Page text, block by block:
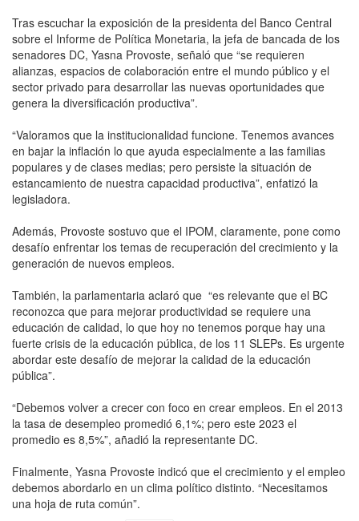
Tras escuchar la exposición de la presidenta del Banco Central
sobre el Informe de Política Monetaria, la jefa de bancada de los
senadores DC, Yasna Provoste, señaló que “se requieren
alianzas, espacios de colaboración entre el mundo público y el
sector privado para desarrollar las nuevas oportunidades que
genera la diversificación productiva”.
“Valoramos que la institucionalidad funcione. Tenemos avances
en bajar la inflación lo que ayuda especialmente a las familias
populares y de clases medias; pero persiste la situación de
estancamiento de nuestra capacidad productiva”, enfatizó la
legisladora.
Además, Provoste sostuvo que el IPOM, claramente, pone como
desafío enfrentar los temas de recuperación del crecimiento y la
generación de nuevos empleos.
También, la parlamentaria aclaró que “es relevante que el BC
reconozca que para mejorar productividad se requiere una
educación de calidad, lo que hoy no tenemos porque hay una
fuerte crisis de la educación pública, de los 11 SLEPs. Es urgente
abordar este desafío de mejorar la calidad de la educación
pública”.
“Debemos volver a crecer con foco en crear empleos. En el 2013
la tasa de desempleo promedió 6,1%; pero este 2023 el
promedio es 8,5%”, añadió la representante DC.
Finalmente, Yasna Provoste indicó que el crecimiento y el empleo
debemos abordarlo en un clima político distinto. “Necesitamos
una hoja de ruta común”.